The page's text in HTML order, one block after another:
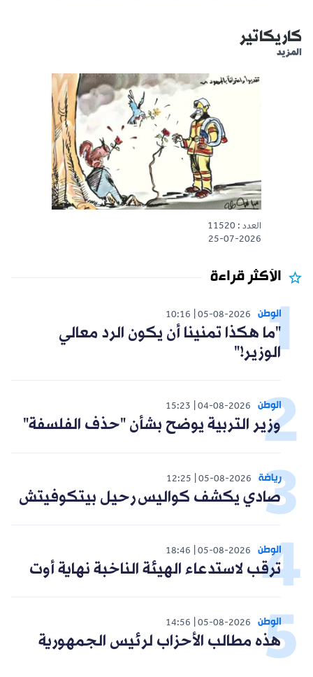
كاريكاتير
المزيد
العدد : 11520
25-07-2026
الأكثر قراءة
الوطن 05-08-2026
10:16
"ما هكذا تمنينا أن يكون الرد معالي
الوزير!"
الوطن 04-08-2026
15:23
وزير التربية يوضح بشأن "حذف الفلسفة"
رياضة 05-08-2026
12:25
صادي يكشف كواليس رحيل بيتكوفيتش
الوطن 05-08-2026
18:46
ترقب لاستدعاء الهيئة الناخبة نهاية أوت
الوطن 05-08-2026
14:56
هذه مطالب الأحزاب لرئيس الجمهورية